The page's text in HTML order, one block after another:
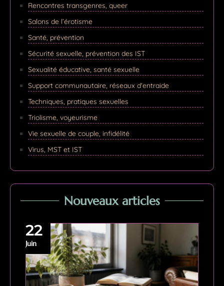
Rencontres transgenres, queer
Salons de l’érotisme
Santé, prévention
Sécurité sexuelle, prévention des IST
Sexualité éducative, santé sexuelle
Support communautaire, réseaux d'entraide
Techniques, pratiques sexuelles
Triolisme, voyeurisme
Vie sexuelle de couple, infidélité
Virus, MST et IST
Nouveaux articles
22
Juin